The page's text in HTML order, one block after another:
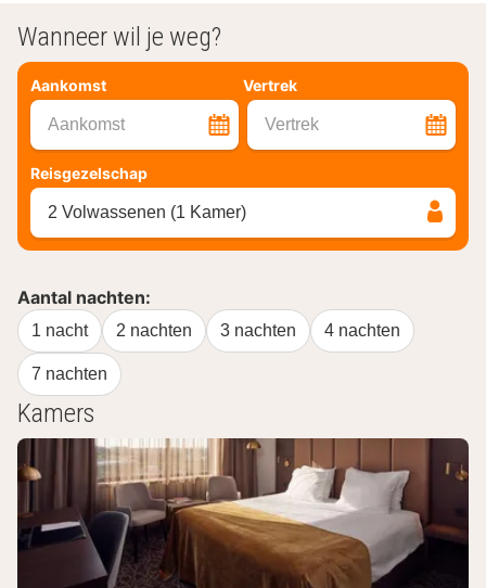
Wanneer wil je weg?
Aankomst Vertrek
Aankomst Vertrek
Reisgezelschap
2 Volwassenen (1 Kamer)
Aantal nachten:
1 nacht 2 nachten 3 nachten 4 nachten
7 nachten
Kamers